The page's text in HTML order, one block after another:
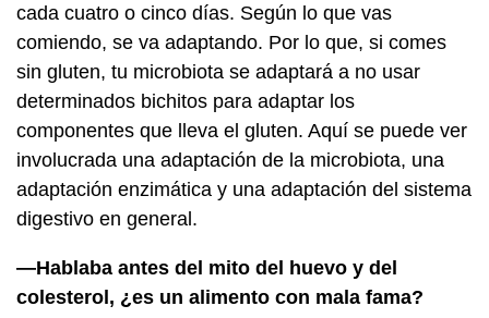
cada cuatro o cinco días. Según lo que vas
comiendo, se va adaptando. Por lo que, si comes
sin gluten, tu microbiota se adaptará a no usar
determinados bichitos para adaptar los
componentes que lleva el gluten. Aquí se puede ver
involucrada una adaptación de la microbiota, una
adaptación enzimática y una adaptación del sistema
digestivo en general.
—Hablaba antes del mito del huevo y del
colesterol, ¿es un alimento con mala fama?